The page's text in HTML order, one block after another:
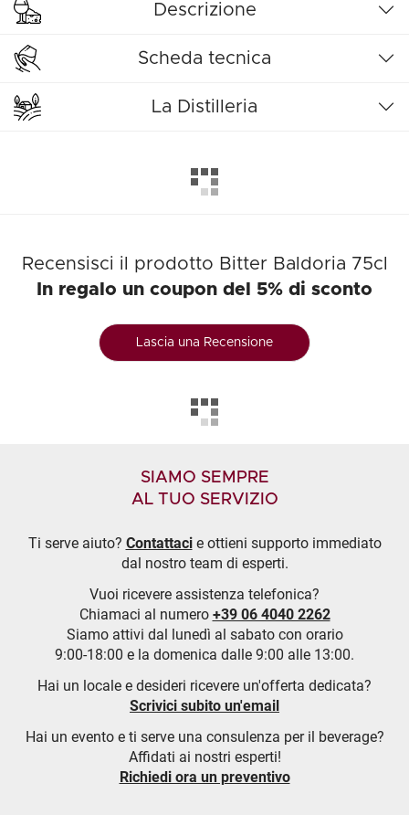
Descrizione
Scheda tecnica
La Distilleria
Recensisci il prodotto Bitter Baldoria 75cl
In regalo un coupon del 5% di sconto
Lascia una Recensione
SIAMO SEMPRE
AL TUO SERVIZIO
Ti serve aiuto? Contattacie ottieni supporto immediato
dal nostro team di esperti.
Vuoi ricevere assistenza telefonica?
Chiamaci al numero +39 06 4040 2262
Siamo attivi dal lunedì al sabato con orario
9:00-18:00 e la domenica dalle 9:00 alle 13:00.
Hai un locale e desideri ricevere un'offerta dedicata?
Scrivici subito un'email
Hai un evento e ti serve una consulenza per il beverage?
Affidati ai nostri esperti!
Richiedi ora un preventivo